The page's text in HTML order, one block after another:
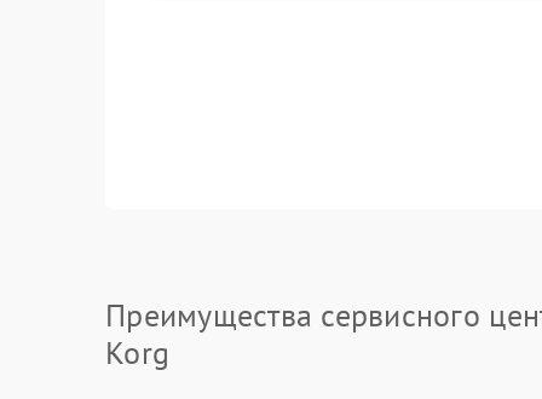
Преимущества сервисного
Korg